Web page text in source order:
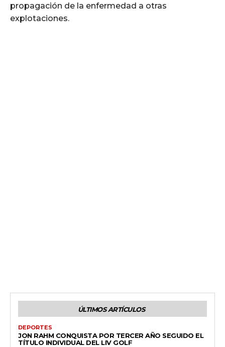
propagación de la enfermedad a otras
explotaciones.
ÚLTIMOS ARTÍCULOS
DEPORTES
JON RAHM CONQUISTA POR TERCER AÑO SEGUIDO EL
TÍTULO INDIVIDUAL DEL LIV GOLF